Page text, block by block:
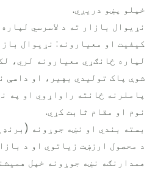
خپلو پښو دریږي.
نړیوال بازار ته د لاسرسي
کیفیت او معیارونه: نړیوال
لپاره ځانګړي معیارونه لري،
شوې پاک تولیدي بهیر، او داسې
پاملرنه ځانته راواړوي او په
نوم او مقام ثابت کړي.
بسته بندي او نښه جوړونه
د محصول ارزښت زیاتوي او د
همدارنګه نښه جوړونه خپل